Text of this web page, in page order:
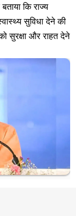
कि राज्य
सुविधा देने की
सुरक्षा और राहत देने